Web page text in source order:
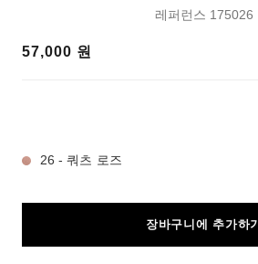
레퍼런스 175026
57,000 원
26 - 쿼츠 로즈
장바구니에 추가하기